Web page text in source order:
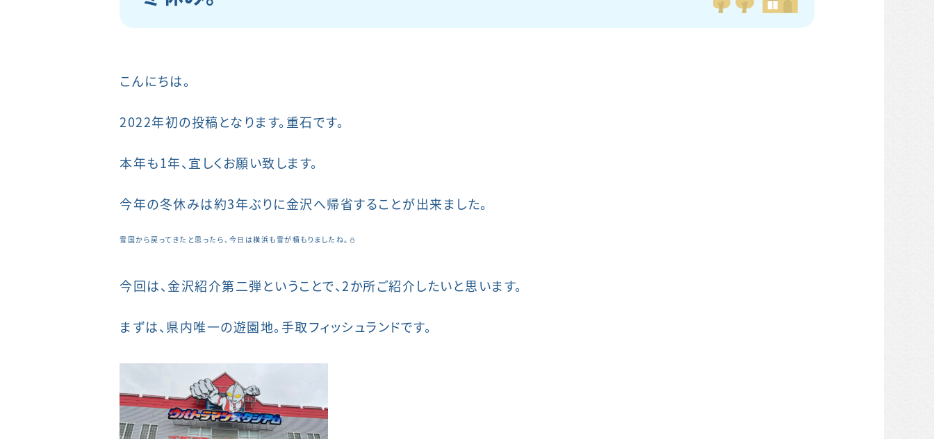
こんにちは。
2022年初の投稿となります。重石です。
本年も1年、宜しくお願い致します。
今年の冬休みは約3年ぶりに金沢へ帰省することが出来ました。
雪国から戻ってきたと思ったら、今日は横浜も雪が積もりましたね。⛄
今回は、金沢紹介第二弾ということで、2か所ご紹介したいと思います。
まずは、県内唯一の遊園地。手取フィッシュランドです。